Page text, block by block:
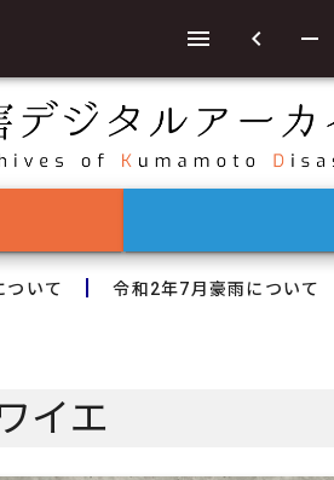
chevron_left remove
ついて 令和2年7月豪雨について
イエ